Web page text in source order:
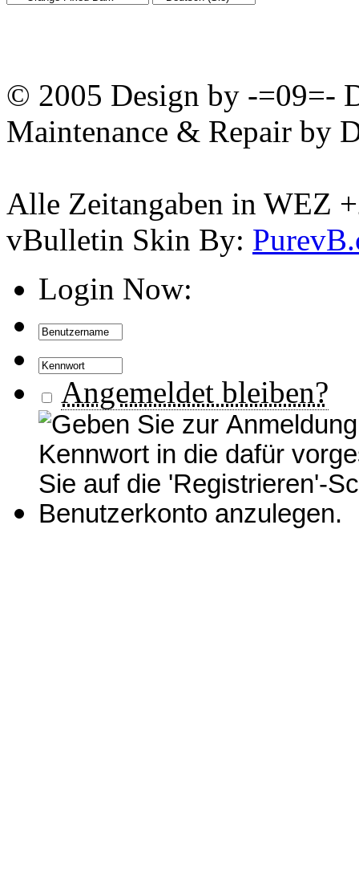
© 2005 Design by -=09=-
Maintenance & Repair by
Alle Zeitangaben in WEZ
vBulletin Skin By:
Login Now:
Angemeldet bleiben?